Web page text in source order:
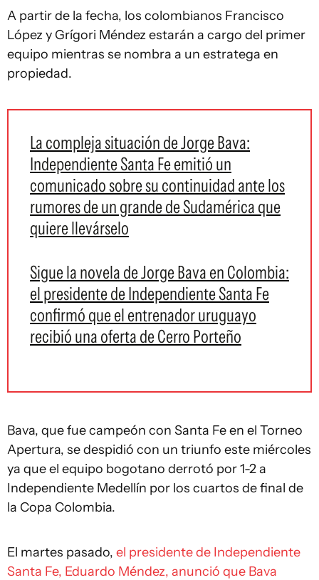
A partir de la fecha, los colombianos Francisco
López y Grígori Méndez estarán a cargo del primer
equipo mientras se nombra a un estratega en
propiedad.
La compleja situación de Jorge Bava:
Independiente Santa Fe emitió un
comunicado sobre su continuidad ante los
rumores de un grande de Sudamérica que
quiere llevárselo
Sigue la novela de Jorge Bava en Colombia:
el presidente de Independiente Santa Fe
confirmó que el entrenador uruguayo
recibió una oferta de Cerro Porteño
Bava, que fue campeón con Santa Fe en el Torneo
Apertura, se despidió con un triunfo este miércoles
ya que el equipo bogotano derrotó por 1-2 a
Independiente Medellín por los cuartos de final de
la Copa Colombia.
El martes pasado, el presidente de Independiente
Santa Fe, Eduardo Méndez, anunció que Bava